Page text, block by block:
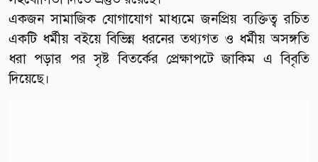
একজন সামাজিক যোগাযোগ মাধ্যমে জনপ্রিয় ব্যক্তিত্ব রচিত
একটি ধর্মীয় বইয়ে বিভিন্ন ধরনের তথ্যগত ও ধর্মীয় অসঙ্গতি
ধরা পড়ার পর সৃষ্ট বিতর্কের প্রেক্ষাপটে জাকিম এ বিবৃতি
দিয়েছে।